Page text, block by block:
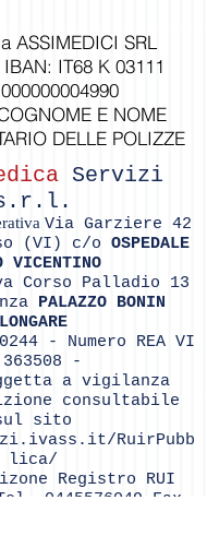
ASSIMEDICI SRL
IT68 K 03111
000000004990
E NOME
DELLE POLIZZE
Servizi
Via Garziere 42
(VI) c/o OSPEDALE
VICENTINO
Corso Palladio 13
PALAZZO BONIN
LONGARE
- Numero REA VI
-
a vigilanza
consultabile
sito
RuirPubb
lica/
Registro RUI
0445576049 Fax